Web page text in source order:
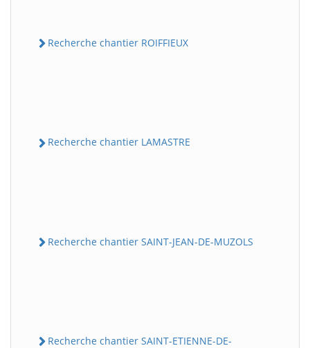
Recherche chantier ROIFFIEUX
Recherche chantier LAMASTRE
Recherche chantier SAINT-JEAN-DE-MUZOLS
Recherche chantier SAINT-ETIENNE-DE-